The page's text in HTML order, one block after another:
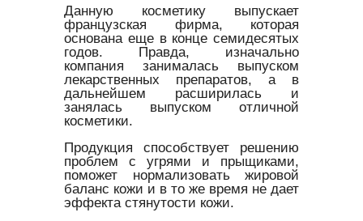
Данную косметику выпускает
французская фирма, которая
основана еще в конце семидесятых
годов. Правда, изначально
компания занималась выпуском
лекарственных препаратов, а в
дальнейшем расширилась и
занялась выпуском отличной
косметики.
Продукция способствует решению
проблем с угрями и прыщиками,
поможет нормализовать жировой
баланс кожи и в то же время не дает
эффекта стянутости кожи.